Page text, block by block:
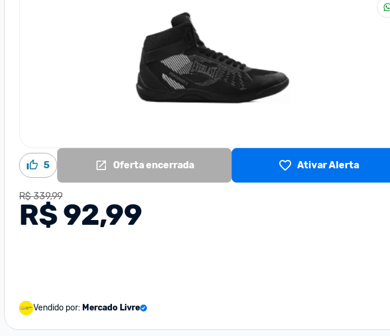
5 Oferta encerrada Ativar Alerta
R$ 339,99
R$ 92,99
Vendido por: Mercado Livre